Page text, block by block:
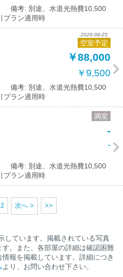
備考: 別途、水道光熱費10,500
ラン適用時
2026-08-25
空室予定
￥88,000
￥9,500
備考: 別途、水道光熱費10,500
ラン適用時
満室
-
-
備考: 別途、水道光熱費10,500
ラン適用時
2 次へ > >>
しています。掲載されている写真
。また、各部屋の詳細は確認困難
報を掲載しています。詳細につき
より、お問い合わせ下さい。